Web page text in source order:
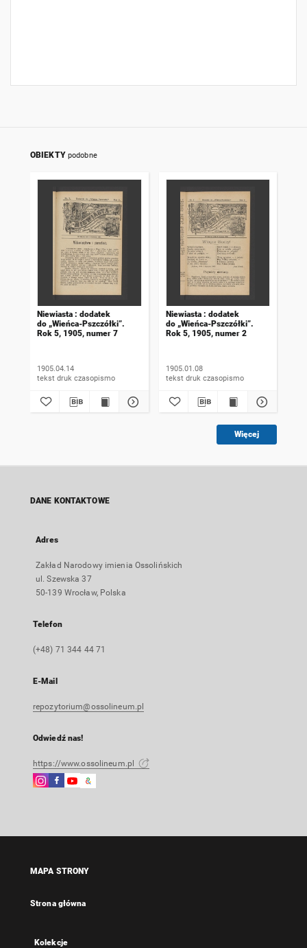
OBIEKTY podobne
Niewiasta : dodatek
do „Wieńca-Pszczółki”.
Rok 5, 1905, numer 7
1905.04.14
tekst druk czasopismo
Niewiasta : dodatek
do „Wieńca-Pszczółki”.
Rok 5, 1905, numer 2
1905.01.08
tekst druk czasopismo
Więcej
DANE KONTAKTOWE
Adres
Zakład Narodowy imienia Ossolińskich
ul. Szewska 37
50-139 Wrocław, Polska
Telefon
(+48) 71 344 44 71
E-Mail
repozytorium@ossolineum.pl
Odwiedź nas!
https://www.ossolineum.pl
Instagram
się
karcie
Facebook
się
karcie
Instagram
się
karcie
Google
Link
się
nowej
MAPA STRONY
Strona główna
Kolekcje